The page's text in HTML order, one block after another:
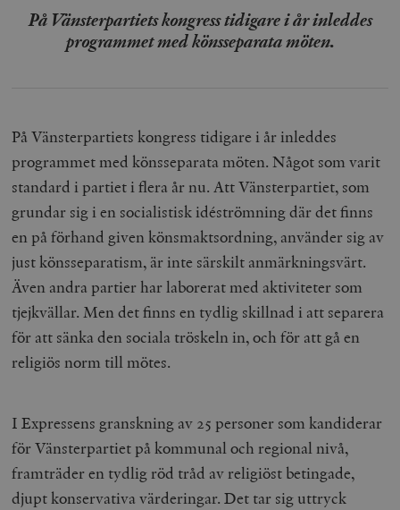
På Vänsterpartiets kongress tidigare i år inleddes
programmet med könsseparata möten.
På Vänsterpartiets kongress tidigare i år inleddes
programmet med könsseparata möten. Något som varit
standard i partiet i flera år nu. Att Vänsterpartiet, som
grundar sig i en socialistisk idéströmning där det finns
en på förhand given könsmaktsordning, använder sig av
just könsseparatism, är inte särskilt anmärkningsvärt.
Även andra partier har laborerat med aktiviteter som
tjejkvällar. Men det finns en tydlig skillnad i att separera
för att sänka den sociala tröskeln in, och för att gå en
religiös norm till mötes.
I Expressens granskning av 25 personer som kandiderar
för Vänsterpartiet på kommunal och regional nivå,
framträder en tydlig röd tråd av religiöst betingade,
djupt konservativa värderingar. Det tar sig uttryck